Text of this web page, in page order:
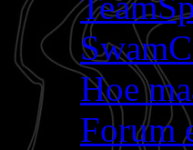
Hoe
Forum